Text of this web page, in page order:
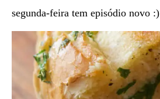
segunda-feira tem episódio novo :)